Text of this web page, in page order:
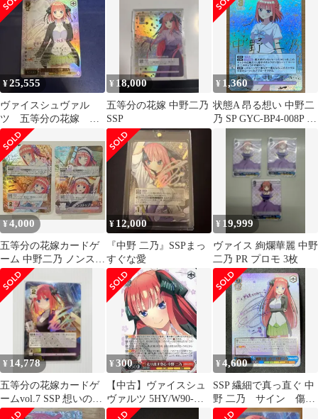
とカド サインカード
¥25,555
ヴァイスシュヴァル
ツ 五等分の花嫁 走
り出す恋心 中野二
乃 ssp サイン
¥ 18,000
五等分の花嫁 中野二乃
SSP
¥ 1,360
状態A 昂る想い 中野二
乃 SP GYC-BP4-008P サ
カード ごとカド
¥4,000
五等分の花嫁カードゲ
ーム 中野二乃 ノンスト
ップ! SP パラレル
GYC-BP5-070P1 / RR+
GYC-BP5-070P 2枚セッ
ト 中古 [MO-7304]
¥ 12,000
『中野 二乃』SSPまっ
すぐな愛
¥ 19,999
ヴァイス 絢爛華麗 中野
二乃 PR プロモ 3枚
¥ 14,778
五等分の花嫁カードゲ
ームvol.7 SSP 想いの軌
跡 中野二乃
¥300
【中古】ヴァイスシュ
ヴァルツ 5HY/W90-
052[RR]：走り出す恋心
¥4,600
SSP 繊細で真っ直ぐ 中
野 二乃 サイン 傷あ
り